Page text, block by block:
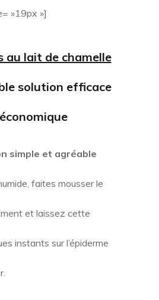
»19px »]
au lait de chamelle
solution efficace
simple et agréable
faites mousser le
et laissez cette
instants sur l’épiderme